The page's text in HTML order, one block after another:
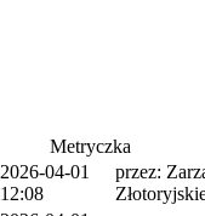
Metryczka
2026-04-01
12:08
przez: